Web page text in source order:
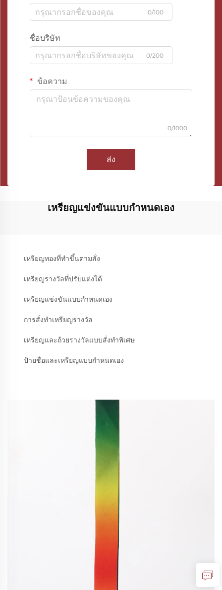
0/100
ชื่อบริษัท
0/200
ข้อความ
0/1000
ส่ง
เหรียญแข่งขันแบบกำหนดเอง
เหรียญทองที่ทำขึ้นตามสั่ง
เหรียญรางวัลที่ปรับแต่งได้
เหรียญแข่งขันแบบกำหนดเอง
การสั่งทำเหรียญรางวัล
เหรียญและถ้วยรางวัลแบบสั่งทำพิเศษ
ป้ายชื่อและเหรียญแบบกำหนดเอง